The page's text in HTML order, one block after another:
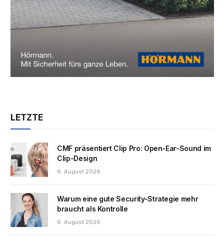
LETZTE
CMF präsentiert Clip Pro: Open-Ear-Sound im
Clip-Design
6. August 2026
Warum eine gute Security-Strategie mehr
braucht als Kontrolle
6. August 2026